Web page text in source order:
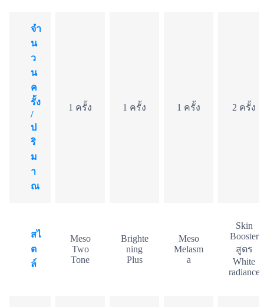
จำ
น
ว
น
ค
รั้ง
/
ป
ริ
ม
า
ณ
1 ครั้ง 1 ครั้ง 1 ครั้ง 2 ครั้ง
สไ
ต
ล์
Meso
Two
Tone
Brighte
ning
Plus
Meso
Melasm
a
Skin
Booster
สูตร
White
radiance